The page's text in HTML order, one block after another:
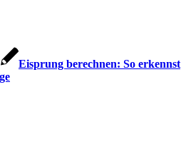
Eisprung berech­nen: So erkennst